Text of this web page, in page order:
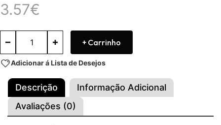
3.57€
+ Carrinho
Adicionar á Lista de Desejos
Descrição
Informação Adicional
Avaliações (0)